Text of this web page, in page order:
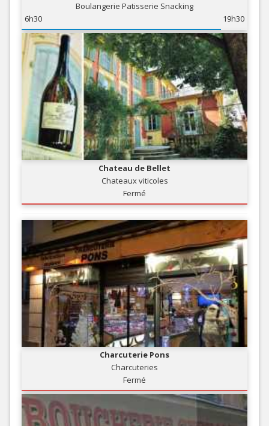
Boulangerie Patisserie Snacking
6h30
19h30
Chateau de Bellet
Chateaux viticoles
Fermé
Charcuterie Pons
Charcuteries
Fermé